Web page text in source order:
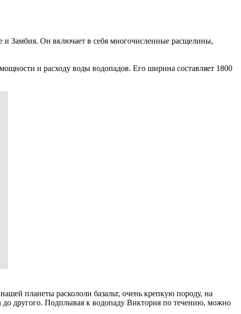
и Замбия. Он включает в себя многочисленные расщелины,
и расходу воды водопадов. Его ширина составляет 1800
планеты раскололи базальт, очень крепкую породу, на
до другого. Подплывая к водопаду Виктория по течению, можно